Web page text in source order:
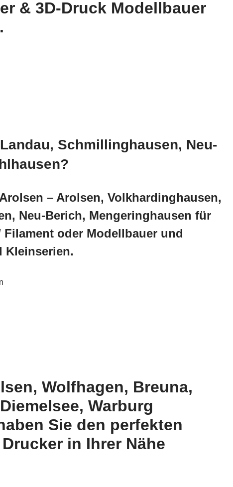
& 3D-Druck Modellbauer
Schmillinghausen, Neu-
– Arolsen, Volkhardinghausen,
Neu-Berich, Mengeringhausen für
oder Modellbauer und
Kleinserien.
Wolfhagen, Breuna,
Warburg
Sie den perfekten
in Ihrer Nähe